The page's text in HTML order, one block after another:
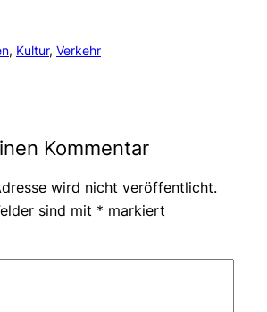
, Kultur, Verkehr
Kommentar
wird nicht veröffentlicht.
sind mit * markiert